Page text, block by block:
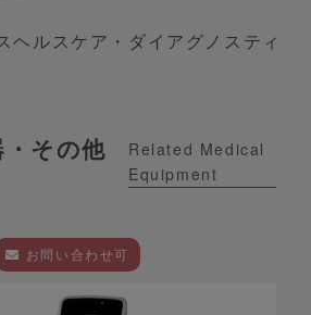
ヘルスケア・ダイアグノスティ
その他
Related Medical
Equipment
お問い合わせ可